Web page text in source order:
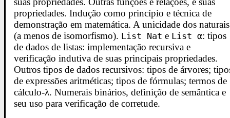
propriedades. Indução como princípio e técnica de
demonstração em matemática. A unicidade dos naturais
(a menos de isomorfismo). List Nat e List α: tipos
de dados de listas: implementação recursiva e
verificação indutiva de suas principais propriedades.
Outros tipos de dados recursivos: tipos de árvores;
de expressões aritméticas; tipos de fórmulas; termos de
cálculo-λ. Numerais binários, definição de semântica e
seu uso para verificação de corretude.